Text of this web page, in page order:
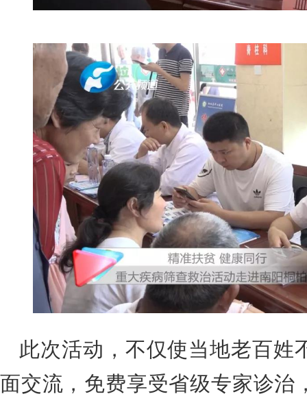
此次活动，不仅使当地老百姓
面交流，免费享受省级专家诊治